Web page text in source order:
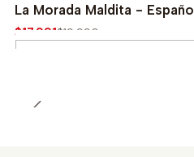
-10%
La Morada Maldita - Español
$17.991$19.990